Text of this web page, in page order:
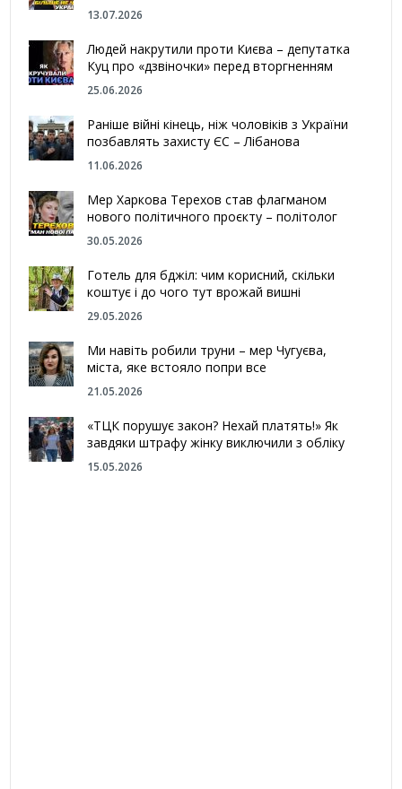
13.07.2026
Людей накрутили проти Києва – депутатка
Куц про «дзвіночки» перед вторгненням
25.06.2026
Раніше війні кінець, ніж чоловіків з України
позбавлять захисту ЄС – Лібанова
11.06.2026
Мер Харкова Терехов став флагманом
нового політичного проєкту – політолог
30.05.2026
Готель для бджіл: чим корисний, скільки
коштує і до чого тут врожай вишні
29.05.2026
Ми навіть робили труни – мер Чугуєва,
міста, яке встояло попри все
21.05.2026
«ТЦК порушує закон? Нехай платять!» Як
завдяки штрафу жінку виключили з обліку
15.05.2026